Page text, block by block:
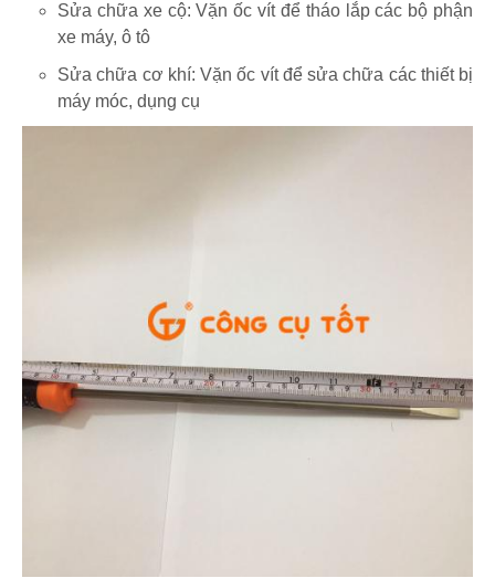
Sửa chữa xe cộ: Vặn ốc vít để tháo lắp các bộ phận
xe máy, ô tô
Sửa chữa cơ khí: Vặn ốc vít để sửa chữa các thiết bị
máy móc, dụng cụ